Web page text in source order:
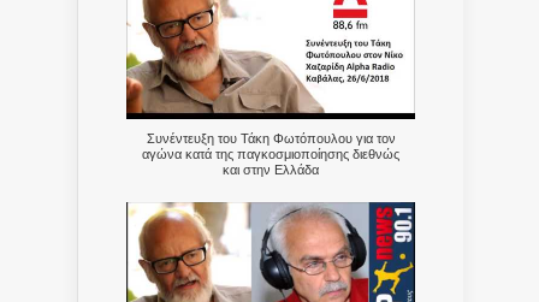
Συνέντευξη του Τάκη Φωτόπουλου για τον
αγώνα κατά της παγκοσμιοποίησης διεθνώς
και στην Ελλάδα